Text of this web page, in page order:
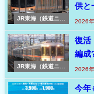
JR東海（鉄道ニュ
供と
2026
JR東海（鉄道ニュ
復活
編成
2026
今年